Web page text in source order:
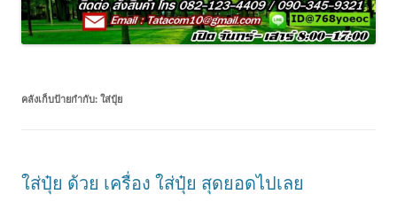
คลังเก็บป้ายกำกับ: ใส่ปุ๋ย
ใส่ปุ๋ย ด้วย เครื่อง ใส่ปุ๋ย สุดยอดไปเลย